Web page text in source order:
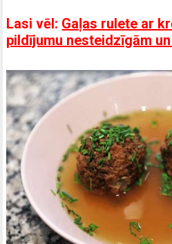
Lasi vēl: Gaļas rulete ar
pildījumu nesteidzīgām